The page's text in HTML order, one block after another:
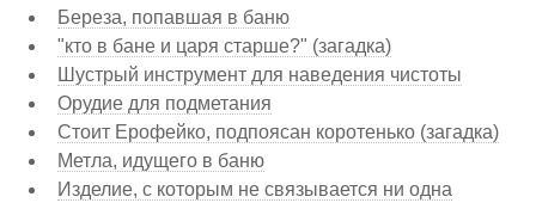
Береза, попавшая в баню
"кто в бане и царя старше?" (загадка)
Шустрый инструмент для наведения чистоты
Орудие для подметания
Стоит Ерофейко, подпоясан коротенько (загадка)
Метла, идущего в баню
Изделие, с которым не связывается ни одна